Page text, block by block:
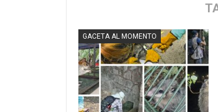
GACETA AL MOMENTO